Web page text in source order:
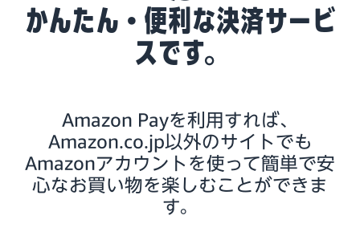
かんたん・便利な決済サービ
スです。
Amazon Payを利用すれば、
Amazon.co.jp以外のサイトでも
Amazonアカウントを使って簡単で安
心なお買い物を楽しむことができま
す。